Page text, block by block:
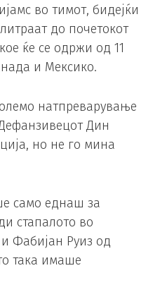
во тимот, бидејќи
до почетокот
ќе се одржи од 11
и Мексико.
натпреварување
Дин
но не го мина
само еднаш за
стапалото во
Фабијан Руиз од
така имаше